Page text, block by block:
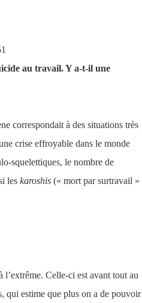
au travail. Y a-t-il une
correspondait à des situations très
crise effroyable dans le monde
squelettiques, le nombre de
leskaroshis (« mort par surtravail »
Celle-ci est avant tout au
qui estime que plus on a de pouvoir